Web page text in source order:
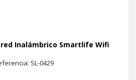
Inalámbrico Smartlife Wifi
SL-0429